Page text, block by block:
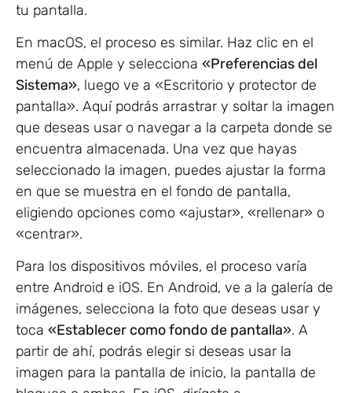
tu pantalla.
En macOS, el proceso es similar. Haz clic en el
menú de Apple y selecciona «Preferencias del
Sistema», luego ve a «Escritorio y protector de
pantalla». Aquí podrás arrastrar y soltar la imagen
que deseas usar o navegar a la carpeta donde se
encuentra almacenada. Una vez que hayas
seleccionado la imagen, puedes ajustar la forma
en que se muestra en el fondo de pantalla,
eligiendo opciones como «ajustar», «rellenar» o
«centrar».
Para los dispositivos móviles, el proceso varía
entre Android e iOS. En Android, ve a la galería de
imágenes, selecciona la foto que deseas usar y
toca «Establecer como fondo de pantalla». A
partir de ahí, podrás elegir si deseas usar la
imagen para la pantalla de inicio, la pantalla de